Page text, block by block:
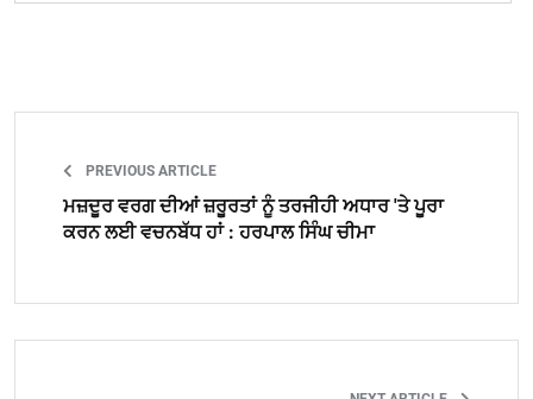
PREVIOUS ARTICLE
ਮਜ਼ਦੂਰ ਵਰਗ ਦੀਆਂ ਜ਼ਰੂਰਤਾਂ ਨੂੰ ਤਰਜੀਹੀ ਅਧਾਰ 'ਤੇ ਪੂਰਾ
ਕਰਨ ਲਈ ਵਚਨਬੱਧ ਹਾਂ : ਹਰਪਾਲ ਸਿੰਘ ਚੀਮਾ